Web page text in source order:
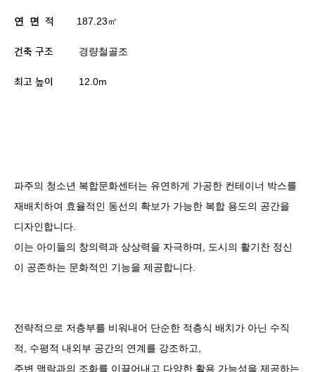
연 면 적 187.23㎡
건축 구조 경량철골조
최고 높이 12.0m
파주의 청소년 복합문화센터는 유연하게 가공한 컨테이너 박스를
재배치하여 효율적인 동선의 확보가 가능한 복합 용도의 공간을
디자인합니다.
이는 아이들의 창의력과 상상력을 자극하며
도시의 활기찬 정신
이 공존하는 문화적인 기능을 제공합니다.
전략적으로 저층부를 비워내어 단순한 적층식 배치가 아닌 수직
적
수평적 내외부 공간의 연계를 강조하고
주변 맥락과의 조화를 이끌어내고 다양한 활용 가능성을 제공하는